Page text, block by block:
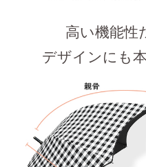
高い機能性
デザインにも